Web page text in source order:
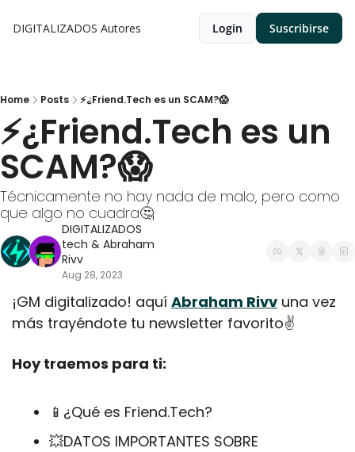
DIGITALIZADOS Autores Login Suscribirse
Home Posts ⚡¿Friend.Tech es un SCAM?😱
⚡¿Friend.Tech es un
SCAM?😱
Técnicamente no hay nada de malo, pero como
que algo no cuadra🤔
DIGITALIZADOS
tech & Abraham
Rivv
Aug 28, 2023
¡GM digitalizado! aquí Abraham Rivv una vez
más trayéndote tu newsletter favorito✌️
Hoy traemos para ti:
📱 ¿Qué es Friend.Tech?
💥DATOS IMPORTANTES SOBRE